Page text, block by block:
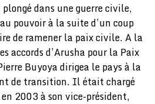
dans une guerre civile,
pouvoir à la suite d’un coup
de ramener la paix civile. A la
accords d’Arusha pour la Paix
Buyoya dirigea le pays à la
de transition. Il était chargé
2003 à son vice-président,